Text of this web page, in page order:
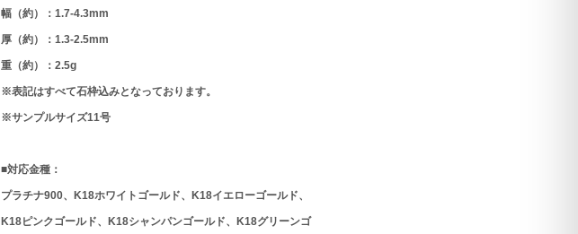
幅（約）：1.7-4.3mm
厚（約）：1.3-2.5mm
重（約）：2.5g
※表記はすべて石枠込みとなっております。
※サンプルサイズ11号
■対応金種：
プラチナ900、K18ホワイトゴールド、K18イエローゴールド、
K18ピンクゴールド、K18シャンパンゴールド、K18グリーンゴ